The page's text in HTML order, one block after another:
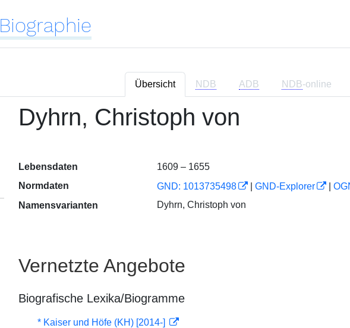
Biographie
Übersicht NDB ADB NDB-online
Dyhrn, Christoph von
Lebensdaten
1609 – 1655
Normdaten
GND: 1013735498 GND-Explorer
Namensvarianten
Dyhrn, Christoph von
Vernetzte Angebote
Biografische Lexika/Biogramme
* Kaiser und Höfe (KH) [2014-]